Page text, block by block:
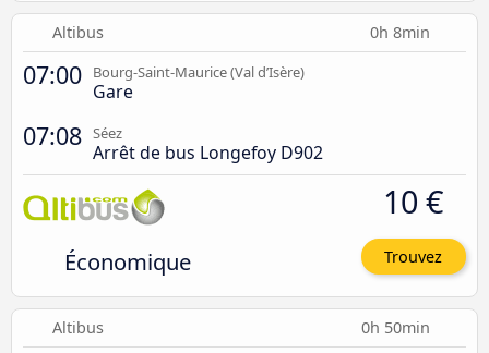
Altibus 0h 8min
07:00 Bourg-Saint-Maurice (Val d’Isère)
Gare
07:08 Séez
Arrêt de bus Longefoy D902
Économique
10 €
Trouvez
Altibus 0h 50min